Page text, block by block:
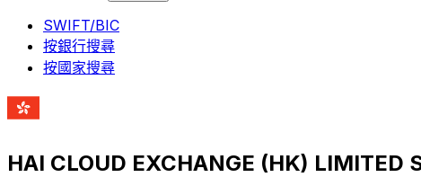
SWIFT/BIC
按銀行搜尋
按國家搜尋
HAI CLOUD EXCHANGE (HK) LIMITED